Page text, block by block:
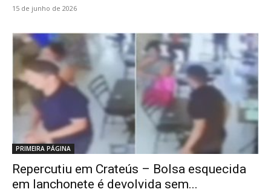
15 de junho de 2026
PRIMEIRA PÁGINA
Repercutiu em Crateús – Bolsa esquecida
em lanchonete é devolvida sem...